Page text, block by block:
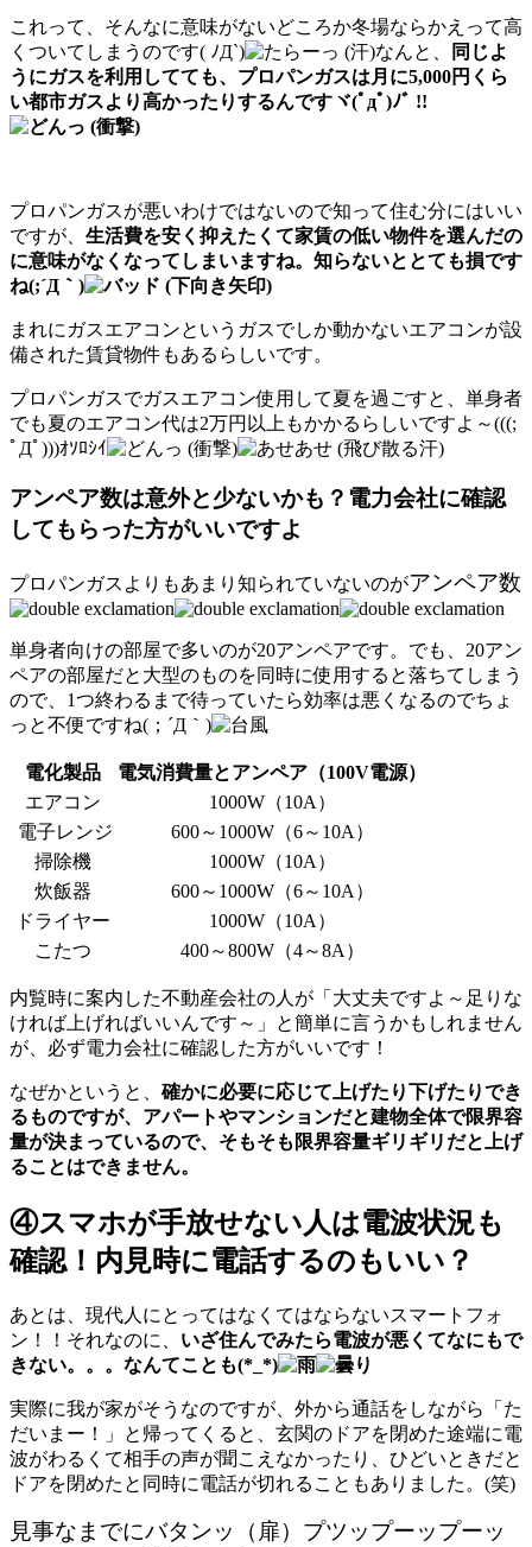
これって、そんなに意味がないどころか冬場ならかえって高
くついてしまうのです( ﾉД`)
なんと、
同じよ
うにガスを利用してても、プロパンガスは月に5,000円くら
い都市ガスより高かったりするんですヾ(ﾟдﾟ)ﾉﾞ !!
プロパンガスが悪いわけではないので知って住む分にはいい
ですが、 生活費を安く抑えたくて家賃の低い物件を選んだの
に意味がなくなってしまいますね。知らないととても損です
ね(;´Д｀)
まれにガスエアコンというガスでしか動かないエアコンが設
備された賃貸物件もあるらしいです。
プロパンガスでガスエアコン使用して夏を過ごすと、単身者
でも夏のエアコン代は2万円以上もかかるらしいですよ～(((;
ﾟДﾟ)))ｵｿﾛｼｲ
アンペア数は意外と少ないかも？電力会社に確認
してもらった方がいいですよ
プロパンガスよりもあまり知られていないのがアンペア数
単身者向けの部屋で多いのが20アンペアです。でも、20アン
ペアの部屋だと大型のものを同時に使用すると落ちてしまう
ので、1つ終わるまで待っていたら効率は悪くなるのでちょ
っと不便ですね(；´Д｀)
電化製品
電気消費量とアンペア（100V電源）
エアコン
1000W（10A）
電子レンジ
600～1000W（6～10A）
掃除機
1000W（10A）
炊飯器
600～1000W（6～10A）
ドライヤー
1000W（10A）
こたつ
400～800W（4～8A）
内覧時に案内した不動産会社の人が「大丈夫ですよ～足りな
ければ上げればいいんです～」と簡単に言うかもしれません
が、必ず電力会社に確認した方がいいです！
なぜかというと、 確かに必要に応じて上げたり下げたりでき
るものですが、アパートやマンションだと建物全体で限界容
量が決まっているので、そもそも限界容量ギリギリだと上げ
ることはできません。
④スマホが手放せない人は電波状況も
確認！内見時に電話するのもいい？
あとは、現代人にとってはなくてはならないスマートフォ
ン！！それなのに、 いざ住んでみたら電波が悪くてなにもで
きない。。。なんてことも(*_*)
実際に我が家がそうなのですが、外から通話をしながら「た
だいまー！」と帰ってくると、玄関のドアを閉めた途端に電
波がわるくて相手の声が聞こえなかったり、ひどいときだと
ドアを閉めたと同時に電話が切れることもありました。(笑)
見事なまでにバタンッ（扉）プツップーップーッ